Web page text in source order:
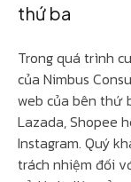
thứ ba
Trong quá trình
của Nimbus
web của bên thứ
Lazada, Shopee
Instagram. Quý
trách nhiệm đối